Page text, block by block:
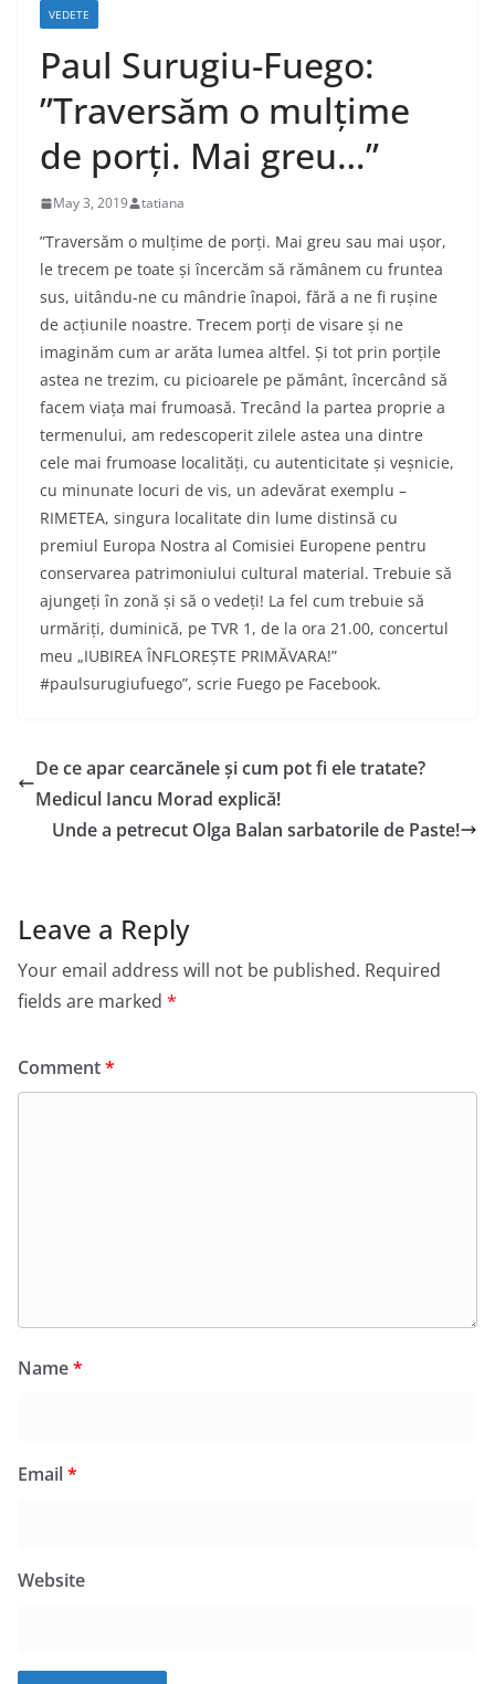
VEDETE
Paul Surugiu-Fuego:
”Traversăm o mulțime
de porți. Mai greu…”
May 3, 2019 tatiana
”Traversăm o mulțime de porți. Mai greu sau mai ușor,
le trecem pe toate și încercăm să rămânem cu fruntea
sus, uitându-ne cu mândrie înapoi, fără a ne fi rușine
de acțiunile noastre. Trecem porți de visare și ne
imaginăm cum ar arăta lumea altfel. Și tot prin porțile
astea ne trezim, cu picioarele pe pământ, încercând să
facem viața mai frumoasă. Trecând la partea proprie a
termenului, am redescoperit zilele astea una dintre
cele mai frumoase localități, cu autenticitate și veșnicie,
cu minunate locuri de vis, un adevărat exemplu –
RIMETEA, singura localitate din lume distinsă cu
premiul Europa Nostra al Comisiei Europene pentru
conservarea patrimoniului cultural material. Trebuie să
ajungeți în zonă și să o vedeți! La fel cum trebuie să
urmăriți, duminică, pe TVR 1, de la ora 21.00, concertul
meu „IUBIREA ÎNFLOREȘTE PRIMĂVARA!”
#paulsurugiufuego”, scrie Fuego pe Facebook.
De ce apar cearcănele și cum pot fi ele tratate?
Medicul Iancu Morad explică!
Unde a petrecut Olga Balan sarbatorile de Paste!
Leave a Reply
Your email address will not be published. Required
fields are marked *
Comment*
Name*
Email*
Website